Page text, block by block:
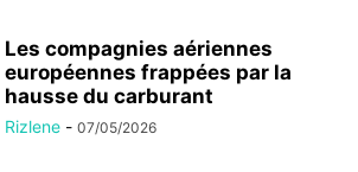
Les compagnies aériennes
européennes frappées par la
hausse du carburant
Rizlene - 07/05/2026